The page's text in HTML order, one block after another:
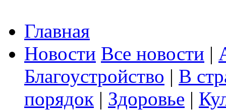
Главная
Новости Все новости |
Благоустройство | В
порядок | Здоровье |